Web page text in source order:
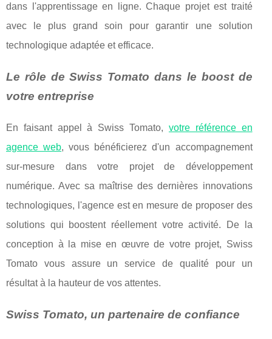
dans l'apprentissage en ligne. Chaque projet est traité
avec le plus grand soin pour garantir une solution
technologique adaptée et efficace.
Le rôle de Swiss Tomato dans le boost de
votre entreprise
En faisant appel à Swiss Tomato, votre référence en
agence web, vous bénéficierez d'un accompagnement
sur-mesure dans votre projet de développement
numérique. Avec sa maîtrise des dernières innovations
technologiques, l'agence est en mesure de proposer des
solutions qui boostent réellement votre activité. De la
conception à la mise en œuvre de votre projet, Swiss
Tomato vous assure un service de qualité pour un
résultat à la hauteur de vos attentes.
Swiss Tomato, un partenaire de confiance